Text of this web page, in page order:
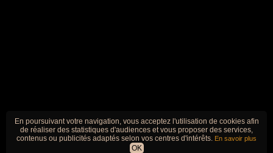
En poursuivant votre navigation, vous acceptez l'utilisation de cookies afin
de réaliser des statistiques d'audiences et vous proposer des services,
contenus ou publicités adaptés selon vos centres d'intérêts. En savoir plus
OK